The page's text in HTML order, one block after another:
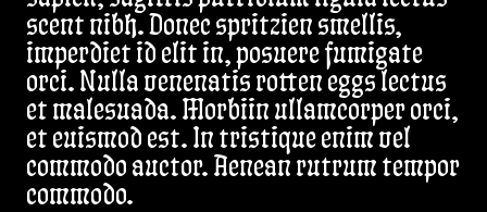
scent nibh. Donec spritzien smellis,
imperdiet id elit in, posuere fumigate
orci. Nulla venenatis rotten eggs lectus
et malesuada. Morbiin ullamcorper orci,
et euismod est. In tristique enim vel
commodo auctor. Aenean rutrum tempor
commodo.